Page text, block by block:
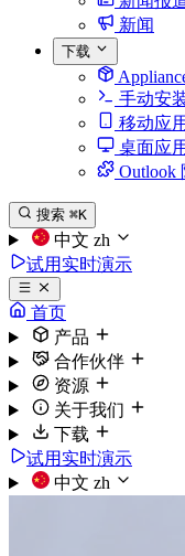
新闻
下载
手动安
移动应
桌面应
Outlook
搜索 ⌘K
中文 zh
试用实时演示
首页
产品
合作伙伴
资源
关于我们
下载
试用实时演示
中文 zh